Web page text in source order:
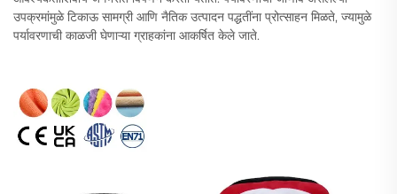
उपक्रमांमुळे टिकाऊ सामग्री आणि नैतिक उत्पादन पद्धतींना प्रोत्साहन मिळते, ज्यामुळे
पर्यावरणाची काळजी घेणाऱ्या ग्राहकांना आकर्षित केले जाते.